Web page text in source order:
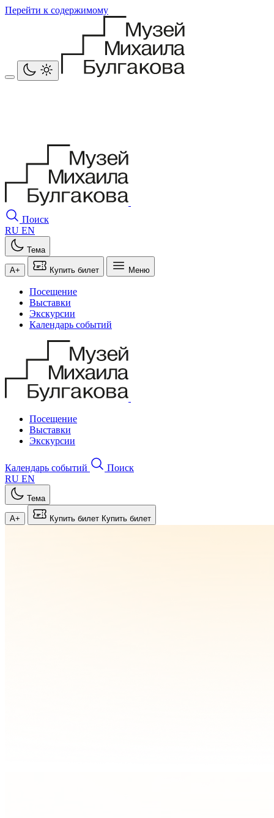
Перейти к содержимому
Поиск
RU EN
Тема
A+ Купить билет Меню
Посещение
Выставки
Экскурсии
Календарь событий
Посещение
Выставки
Экскурсии
Календарь событий
Поиск
RU EN
Тема
A+ Купить билет Купить билет